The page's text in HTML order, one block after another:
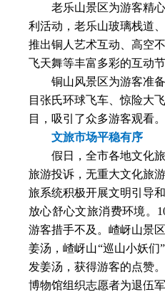
老乐山景区为游客精心
利活动，老乐山玻璃栈道
推出铜人艺术互动、高空
飞天舞等丰富多彩的互动节
铜山风景区为游客准备
目张氏环球飞车、惊险大
目，吸引了众多游客观看。
文旅市场平稳有序
假日，全市各地文化旅
旅游投诉，无重大文化旅
旅系统积极开展文明引导
放心舒心文旅消费环境。
游客措手不及。嵖岈山景
姜汤，嵖岈山“巡山小妖们
发姜汤，获得游客的点赞
博物馆组织志愿者为退伍